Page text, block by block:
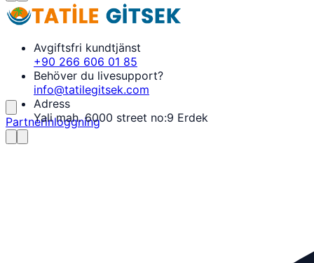
Partnerinloggning
Avgiftsfri kundtjänst
+90 266 606 01 85
Behöver du livesupport?
info@tatilegitsek.com
Adress
Yali mah. 6000 street no:9 Erdek